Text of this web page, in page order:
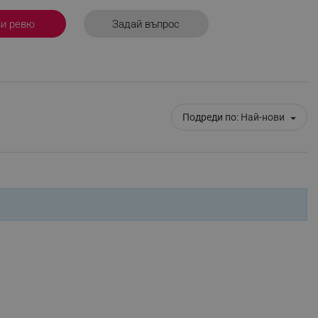
ревю Задай въпрос
Подреди по: Най-нови
which is cancelled
to Segmentify servers